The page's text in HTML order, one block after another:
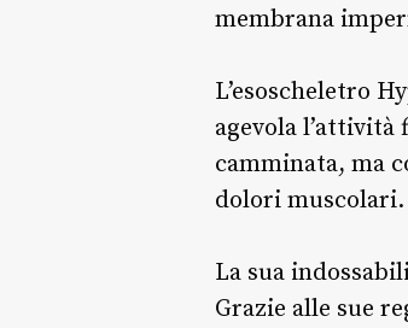
membrana
L’esoscheletro
agevola l’attività
camminata, ma
dolori muscolari.
La sua
Grazie alle sue